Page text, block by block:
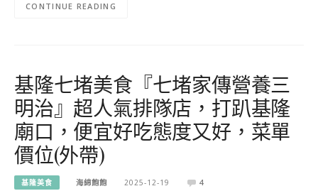
CONTINUE READING
基隆七堵美食『七堵家傳營養三
明治』超人氣排隊店，打趴基隆
廟口，便宜好吃態度又好，菜單
價位(外帶)
基隆美食 海綿飽飽 2025-12-19 4